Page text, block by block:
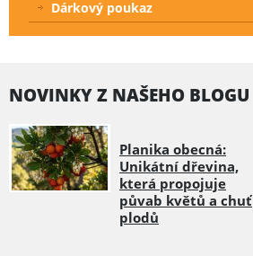
Dárkový poukaz
NOVINKY Z NAŠEHO BLOGU
Planika obecná:
Unikátní dřevina,
která propojuje
půvab květů a chuť
plodů